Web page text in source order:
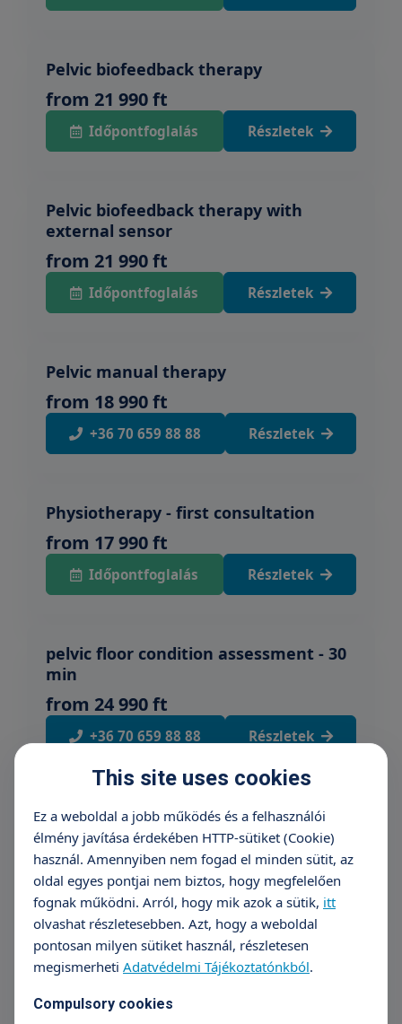
Pelvic biofeedback therapy
from 21 990 ft
Időpontfoglalás Részletek
Pelvic biofeedback therapy with
external sensor
from 21 990 ft
Időpontfoglalás Részletek
Pelvic manual therapy
from 18 990 ft
+36 70 659 88 88 Részletek
Physiotherapy - first consultation
from 17 990 ft
Időpontfoglalás Részletek
pelvic floor condition assessment - 30
min
from 24 990 ft
+36 70 659 88 88 Részletek
Postnatal assessment - 30 minutes
12 000 Ft
Időpontfoglalás Részletek
Physiotherapy training - 30 minutes
This site uses cookies
Ez a weboldal a jobb működés és a felhasználói
élmény javítása érdekében HTTP-sütiket (Cookie)
használ. Amennyiben nem fogad el minden sütit, az
oldal egyes pontjai nem biztos, hogy megfelelően
fognak működni. Arról, hogy mik azok a sütik, itt
olvashat részletesebben. Azt, hogy a weboldal
pontosan milyen sütiket használ, részletesen
megismerheti Adatvédelmi Tájékoztatónkból.
Compulsory cookies